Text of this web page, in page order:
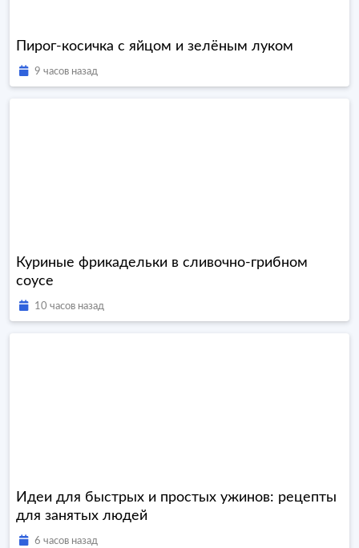
Пирог-косичка с яйцом и зелёным луком
9 часов назад
Куриные фрикадельки в сливочно-грибном
соусе
10 часов назад
Идеи для быстрых и простых ужинов: рецепты
для занятых людей
6 часов назад